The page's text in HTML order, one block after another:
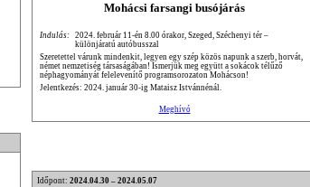
Mohácsi farsangi busójárás
Indulás: 2024. február 11-én 8.00 órakor, Szeged, Széchenyi tér –
különjáratú autóbusszal
Szeretettel várunk mindenkit, legyen egy szép közös napunk a szerb, horvát,
német nemzetiség társaságában! Ismerjük meg együtt a sokácok télűző
néphagyományát felelevenítő programsorozaton Mohácson!
Jelentkezés: 2024. január 30-ig Mataisz Istvánnénál.
Meghívó
Időpont: 2024.04.30 – 2024.05.07